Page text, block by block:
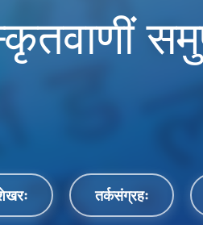
तर्कसंग्रहः